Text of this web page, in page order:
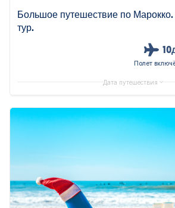
Большое путешествие по
тур.
Полет
Дата путешествия